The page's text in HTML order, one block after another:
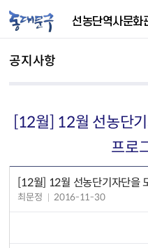
선농단역사문화
공지사항
[12월] 12월 선농단
프로
[12월] 12월 선농단기자단을
최문정 2016-11-30